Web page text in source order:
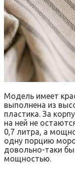
Модель имеет
выполнена из
пластика. За
на ней не
0,7 литра, а
одну порцию
довольно-таки
мощностью.